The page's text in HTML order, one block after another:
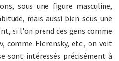
sous une figure masculine,
mais aussi bien sous une
si l'on prend des gens comme
comme Florensky, etc., on voit
sont intéressés précisément à